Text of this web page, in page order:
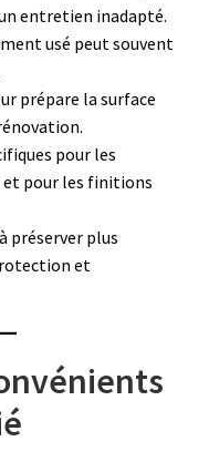
entretien inadapté.
usé peut souvent
prépare la surface
pour les
pour les finitions
préserver plus
et